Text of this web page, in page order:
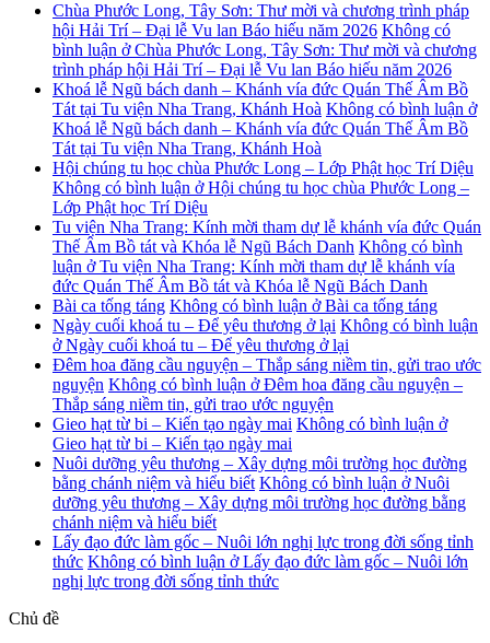
Chùa Phước Long, Tây Sơn: Thư mời và chương trình pháp
hội Hải Trí – Đại lễ Vu lan Báo hiếu năm 2026 Không có
bình luận ở Chùa Phước Long, Tây Sơn: Thư mời và chương
trình pháp hội Hải Trí – Đại lễ Vu lan Báo hiếu năm 2026
Khoá lễ Ngũ bách danh – Khánh vía đức Quán Thế Âm Bồ
Tát tại Tu viện Nha Trang, Khánh Hoà Không có bình luận ở
Khoá lễ Ngũ bách danh – Khánh vía đức Quán Thế Âm Bồ
Tát tại Tu viện Nha Trang, Khánh Hoà
Hội chúng tu học chùa Phước Long – Lớp Phật học Trí Diệu
Không có bình luận ở Hội chúng tu học chùa Phước Long –
Lớp Phật học Trí Diệu
Tu viện Nha Trang: Kính mời tham dự lễ khánh vía đức Quán
Thế Âm Bồ tát và Khóa lễ Ngũ Bách Danh Không có bình
luận ở Tu viện Nha Trang: Kính mời tham dự lễ khánh vía
đức Quán Thế Âm Bồ tát và Khóa lễ Ngũ Bách Danh
Bài ca tống táng Không có bình luận ở Bài ca tống táng
Ngày cuối khoá tu – Để yêu thương ở lại Không có bình luận
ở Ngày cuối khoá tu – Để yêu thương ở lại
Đêm hoa đăng cầu nguyện – Thắp sáng niềm tin, gửi trao ước
nguyện Không có bình luận ở Đêm hoa đăng cầu nguyện –
Thắp sáng niềm tin, gửi trao ước nguyện
Gieo hạt từ bi – Kiến tạo ngày mai Không có bình luận ở
Gieo hạt từ bi – Kiến tạo ngày mai
Nuôi dưỡng yêu thương – Xây dựng môi trường học đường
bằng chánh niệm và hiểu biết Không có bình luận ở Nuôi
dưỡng yêu thương – Xây dựng môi trường học đường bằng
chánh niệm và hiểu biết
Lấy đạo đức làm gốc – Nuôi lớn nghị lực trong đời sống tỉnh
thức Không có bình luận ở Lấy đạo đức làm gốc – Nuôi lớn
nghị lực trong đời sống tỉnh thức
Chủ đề